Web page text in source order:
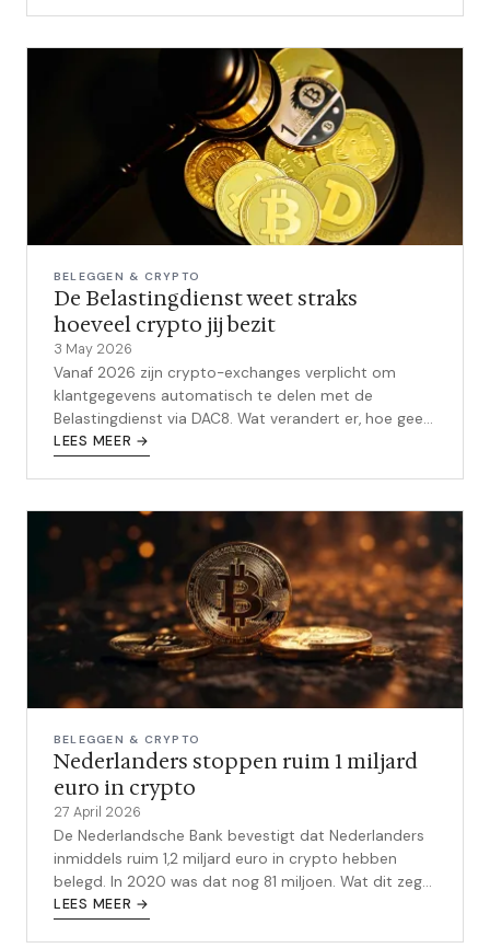
BELEGGEN & CRYPTO
De Belastingdienst weet straks
hoeveel crypto jij bezit
3 May 2026
Vanaf 2026 zijn crypto-exchanges verplicht om
klantgegevens automatisch te delen met de
Belastingdienst via DAC8. Wat verandert er, hoe geef
je crypto correct op en welke boetes riskeer je?
LEES MEER →
BELEGGEN & CRYPTO
Nederlanders stoppen ruim 1 miljard
euro in crypto
27 April 2026
De Nederlandsche Bank bevestigt dat Nederlanders
inmiddels ruim 1,2 miljard euro in crypto hebben
belegd. In 2020 was dat nog 81 miljoen. Wat dit zegt
over de markt en wat het voor jou als belegger
LEES MEER →